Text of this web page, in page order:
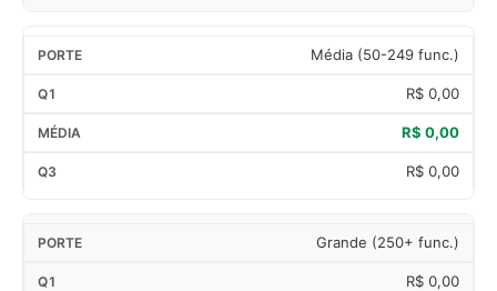
Média (50-249 func.)
R$ 0,00
R$ 0,00
R$ 0,00
Grande (250+ func.)
R$ 0,00